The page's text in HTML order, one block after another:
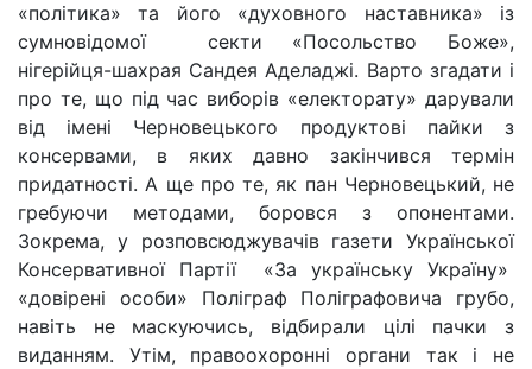
«політика» та його «духовного наставника» із
сумновідомої секти «Посольство Боже»,
нігерійця-шахрая Сандея Аделаджі. Варто згадати і
про те, що під час виборів «електорату» дарували
від імені Черновецького продуктові пайки з
консервами, в яких давно закінчився термін
придатності. А ще про те, як пан Черновецький, не
гребуючи методами, боровся з опонентами.
Зокрема, у розповсюджувачів газети Української
Консервативної Партії «За українську Україну»
«довірені особи» Поліграф Поліграфовича грубо,
навіть не маскуючись, відбирали цілі пачки з
виданням. Утім, правоохоронні органи так і не